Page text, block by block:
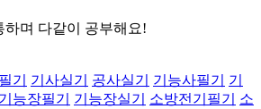
하며 다같이 공부해요!
기
기사실기 공사실기 기능사필기
기
기능장필기 기능장실기 소방전기필기
소